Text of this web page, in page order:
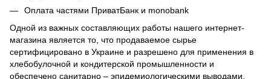
Оплата частями ПриватБанк и monobank
Одной из важных составляющих работы нашего интернет-
магазина является то, что продаваемое сырье
сертифицировано в Украине и разрешено для применения в
хлебобулочной и кондитерской промышленности и
обеспечено санитарно – эпидемиологическими выводами.